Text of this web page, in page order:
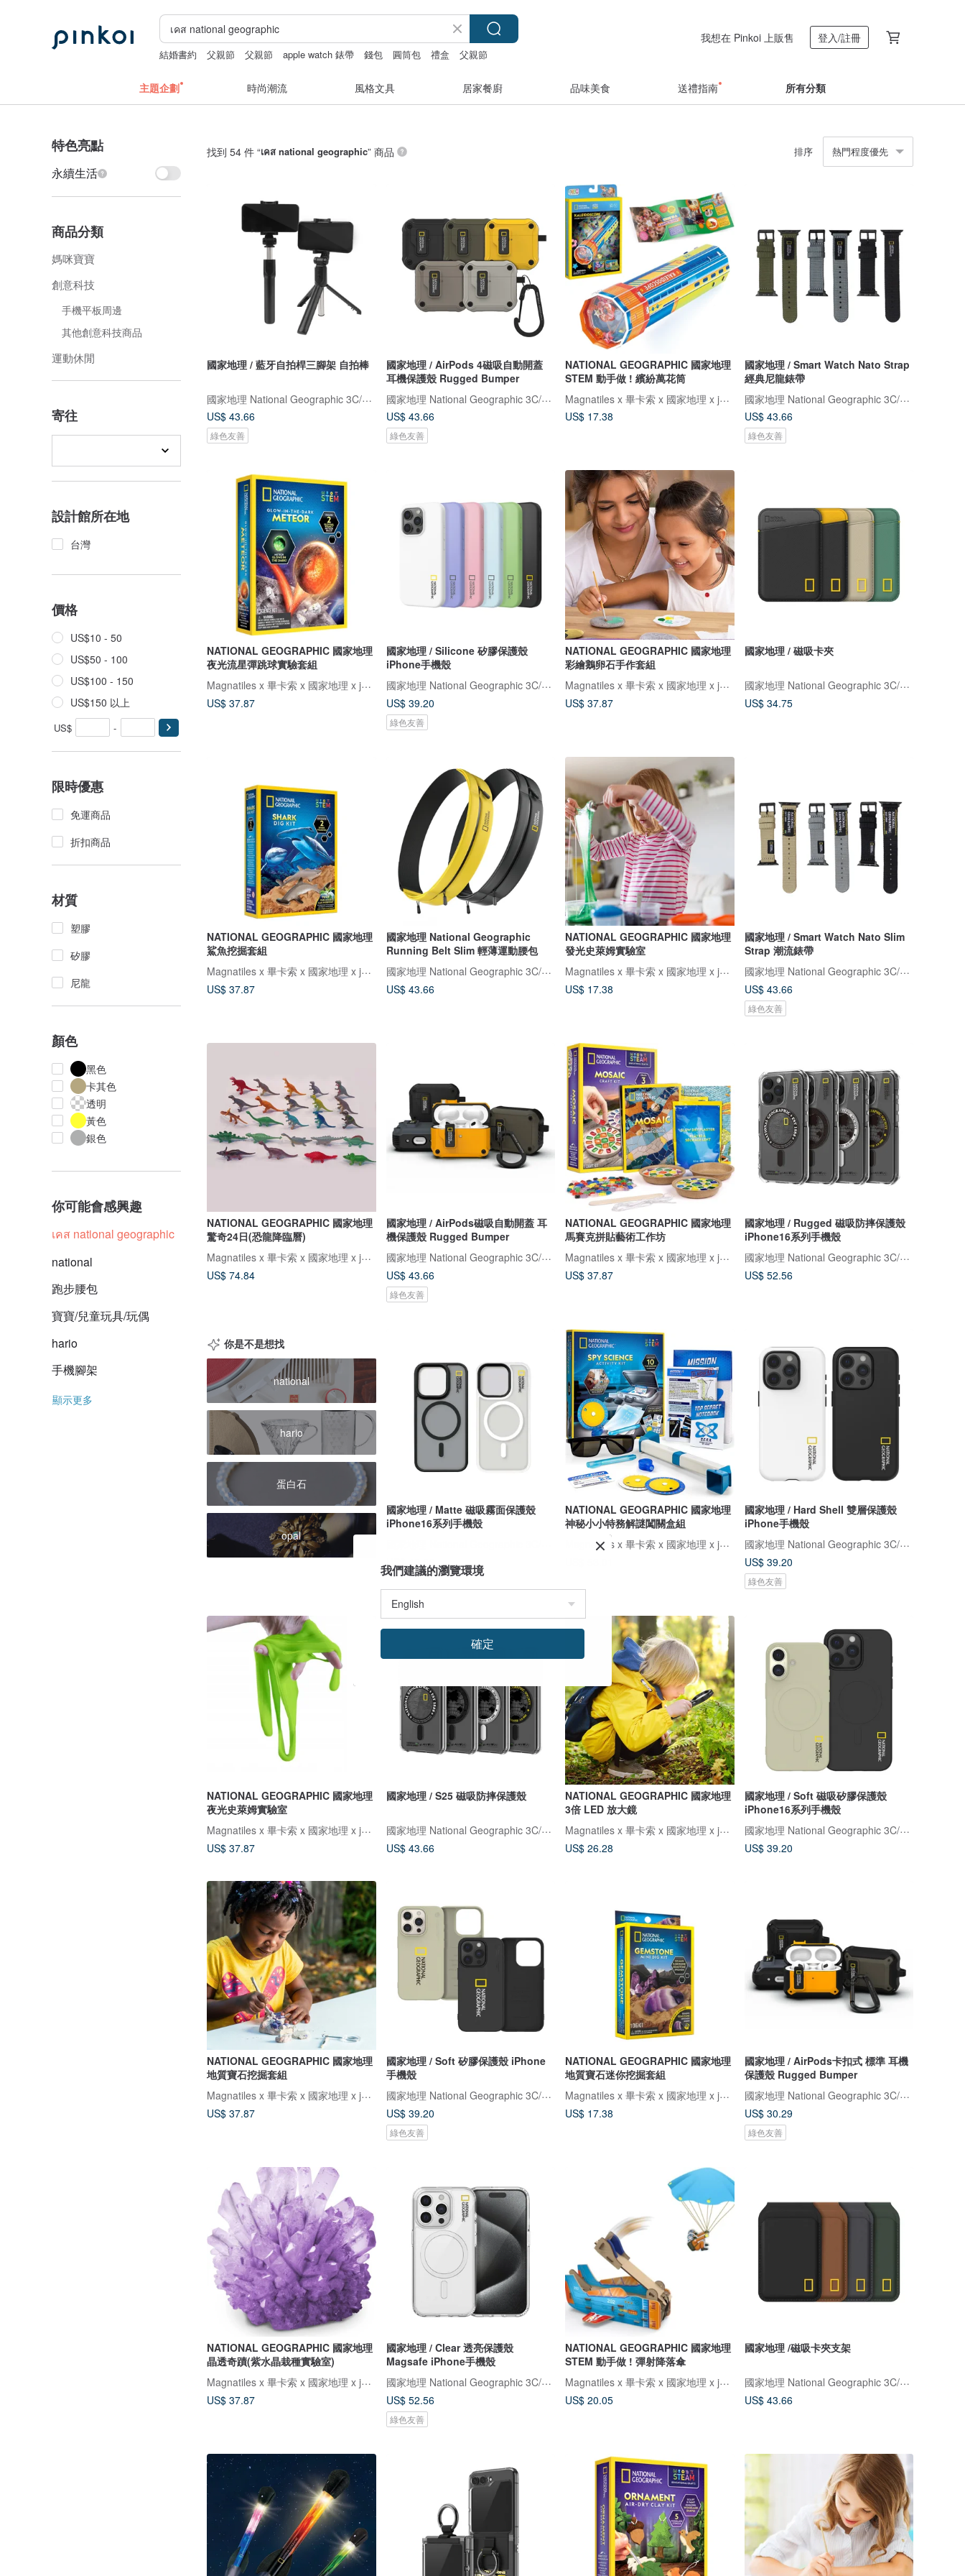
結婚書約 父親節 父親節 apple watch 錶帶 錢包 圓筒包 禮盒 父親節
我想在 Pinkoi 上販售 登入/註冊
主題企劃 時尚潮流 風格文具 居家餐廚 品味美食 送禮指南 所有分類
特色亮點
永續生活
商品分類
媽咪寶寶
創意科技
手機平板周邊
其他創意科技商品
運動休閒
寄往
設計館所在地
台灣
價格
US$10 - 50
US$50 - 100
US$100 - 150
US$150 以上
US$ -
限時優惠
免運商品
折扣商品
材質
塑膠
矽膠
尼龍
顏色
黑色
卡其色
透明
黃色
銀色
你可能會感興趣
เคส national geographic
national
跑步腰包
寶寶/兒童玩具/玩偶
hario
手機腳架
顯示更多
找到 54 件 “เคส national geographic” 商品 排序 熱門程度優先
國家地理 / 藍牙自拍桿三腳架 自拍棒
國家地理 National Geographic 3C/手機週邊配件
US$ 43.66
綠色友善
國家地理 / AirPods 4磁吸自動開蓋
耳機保護殼 Rugged Bumper
國家地理 National Geographic 3C/手機週邊配件
US$ 43.66
綠色友善
NATIONAL GEOGRAPHIC 國家地理
STEM 動手做 ! 繽紛萬花筒
Magnatiles x 畢卡索 x 國家地理 x jellystone
US$ 17.38
國家地理 / Smart Watch Nato Strap
經典尼龍錶帶
國家地理 National Geographic 3C/手機週邊配件
US$ 43.66
綠色友善
NATIONAL GEOGRAPHIC 國家地理
夜光流星彈跳球實驗套組
Magnatiles x 畢卡索 x 國家地理 x jellystone
US$ 37.87
國家地理 / Silicone 矽膠保護殼
iPhone手機殼
國家地理 National Geographic 3C/手機週邊配件
US$ 39.20
綠色友善
NATIONAL GEOGRAPHIC 國家地理
彩繪鵝卵石手作套組
Magnatiles x 畢卡索 x 國家地理 x jellystone
US$ 37.87
國家地理 / 磁吸卡夾
國家地理 National Geographic 3C/手機週邊配件
US$ 34.75
NATIONAL GEOGRAPHIC 國家地理
鯊魚挖掘套組
Magnatiles x 畢卡索 x 國家地理 x jellystone
US$ 37.87
國家地理 National Geographic
Running Belt Slim 輕薄運動腰包
國家地理 National Geographic 3C/手機週邊配件
US$ 43.66
NATIONAL GEOGRAPHIC 國家地理
發光史萊姆實驗室
Magnatiles x 畢卡索 x 國家地理 x jellystone
US$ 17.38
國家地理 / Smart Watch Nato Slim
Strap 潮流錶帶
國家地理 National Geographic 3C/手機週邊配件
US$ 43.66
綠色友善
NATIONAL GEOGRAPHIC 國家地理
驚奇24日(恐龍降臨曆)
Magnatiles x 畢卡索 x 國家地理 x jellystone
US$ 74.84
國家地理 / AirPods磁吸自動開蓋 耳
機保護殼 Rugged Bumper
國家地理 National Geographic 3C/手機週邊配件
US$ 43.66
綠色友善
NATIONAL GEOGRAPHIC 國家地理
馬賽克拼貼藝術工作坊
Magnatiles x 畢卡索 x 國家地理 x jellystone
US$ 37.87
國家地理 / Rugged 磁吸防摔保護殼
iPhone16系列手機殼
國家地理 National Geographic 3C/手機週邊配件
US$ 52.56
你是不是想找
national
hario
蛋白石
opal
國家地理 / Matte 磁吸霧面保護殼
iPhone16系列手機殼
US$ 43.66
NATIONAL GEOGRAPHIC 國家地理
神秘小小特務解謎闖關盒組
Magnatiles x 畢卡索 x 國家地理 x jellystone
國家地理 / Hard Shell 雙層保護殼
iPhone手機殼
國家地理 National Geographic 3C/手機週邊配件
US$ 39.20
綠色友善
NATIONAL GEOGRAPHIC 國家地理
夜光史萊姆實驗室
Magnatiles x 畢卡索 x 國家地理 x jellystone
US$ 37.87
國家地理 / S25 磁吸防摔保護殼
國家地理 National Geographic 3C/手機週邊配件
US$ 43.66
NATIONAL GEOGRAPHIC 國家地理
3倍 LED 放大鏡
Magnatiles x 畢卡索 x 國家地理 x jellystone
US$ 26.28
國家地理 / Soft 磁吸矽膠保護殼
iPhone16系列手機殼
國家地理 National Geographic 3C/手機週邊配件
US$ 39.20
NATIONAL GEOGRAPHIC 國家地理
地質寶石挖掘套組
Magnatiles x 畢卡索 x 國家地理 x jellystone
US$ 37.87
國家地理 / Soft 矽膠保護殼 iPhone
手機殼
國家地理 National Geographic 3C/手機週邊配件
US$ 39.20
綠色友善
NATIONAL GEOGRAPHIC 國家地理
地質寶石迷你挖掘套組
Magnatiles x 畢卡索 x 國家地理 x jellystone
US$ 17.38
國家地理 / AirPods卡扣式 標準 耳機
保護殼 Rugged Bumper
國家地理 National Geographic 3C/手機週邊配件
US$ 30.29
綠色友善
NATIONAL GEOGRAPHIC 國家地理
晶透奇蹟(紫水晶栽種實驗室)
Magnatiles x 畢卡索 x 國家地理 x jellystone
US$ 37.87
國家地理 / Clear 透亮保護殼
Magsafe iPhone手機殼
國家地理 National Geographic 3C/手機週邊配件
US$ 52.56
綠色友善
NATIONAL GEOGRAPHIC 國家地理
STEM 動手做 ! 彈射降落傘
Magnatiles x 畢卡索 x 國家地理 x jellystone
US$ 20.05
國家地理 /磁吸卡夾支架
國家地理 National Geographic 3C/手機週邊配件
US$ 43.66
我們建議的瀏覽環境
確定